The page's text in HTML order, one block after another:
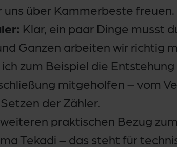
über Kammerbeste freuen.
Klar, ein paar Dinge musst
Ganzen arbeiten wir richtig
zum Beispiel die
mitgeholfen – vom
der Zähler.
praktischen Bezug
Tekadi – das steht für